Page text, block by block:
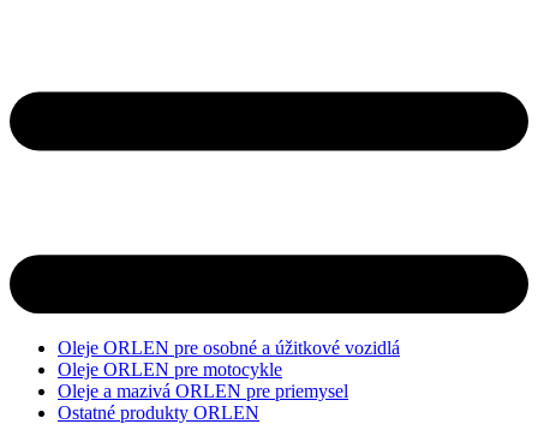
Oleje ORLEN pre osobné a úžitkové vozidlá
Oleje ORLEN pre motocykle
Oleje a mazivá ORLEN pre priemysel
Ostatné produkty ORLEN